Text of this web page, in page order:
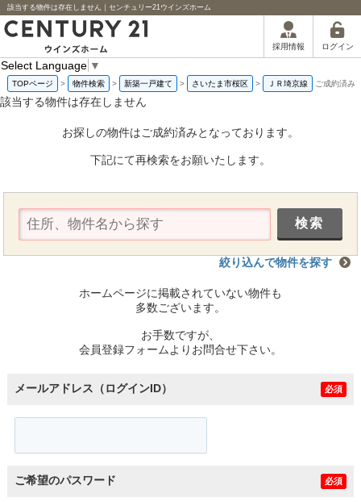
該当する物件は存在しません｜センチュリー21ウインズホーム
採用情報 ログイン
Select Language ▼
TOPページ > 物件検索 > 新築一戸建て > さいたま市桜区 > ＪＲ埼京線 ご成約済み
該当する物件は存在しません
お探しの物件はご成約済みとなっております。
下記にて再検索をお願いたします。
絞り込んで物件を探す
ホームページに掲載されていない物件も
多数ございます。
お手数ですが、
会員登録フォームよりお問合せ下さい。
メールアドレス（ログインID） 必須
ご希望のパスワード 必須